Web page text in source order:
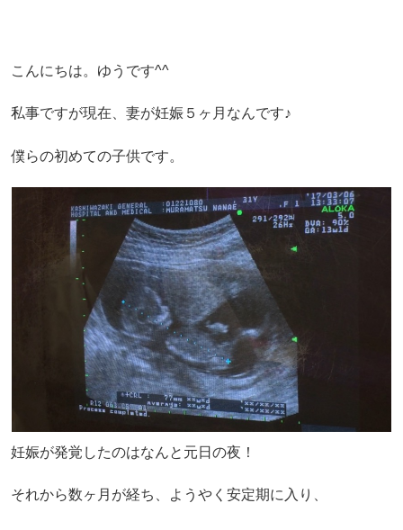
こんにちは。ゆうです^^
私事ですが現在、妻が妊娠５ヶ月なんです♪
僕らの初めての子供です。
妊娠が発覚したのはなんと元日の夜！
それから数ヶ月が経ち、ようやく安定期に入り、